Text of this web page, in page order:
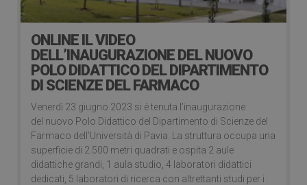
ONLINE IL VIDEO
DELL’INAUGURAZIONE DEL NUOVO
POLO DIDATTICO DEL DIPARTIMENTO
DI SCIENZE DEL FARMACO
Venerdì 23 giugno 2023 si è tenuta l’inaugurazione
del nuovo Polo Didattico del Dipartimento di Scienze del
Farmaco dell’Università di Pavia. La struttura occupa una
superficie di 2.500 metri quadrati e ospita 2 aule
didattiche grandi, 1 aula studio, 4 laboratori didattici
dedicati, 5 laboratori di ricerca con altrettanti studi per i